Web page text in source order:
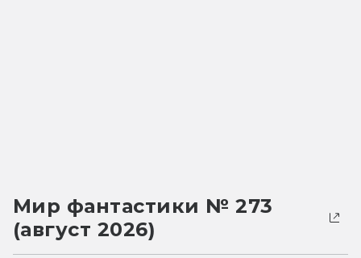
Мир фантастики № 273
(август 2026)